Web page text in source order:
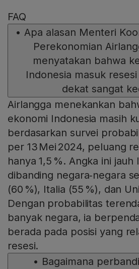
FAQ
• Apa alasan Menteri
Perekonomian
menyatakan bahwa
Indonesia masuk
dekat sangat
Airlangga menekankan
ekonomi Indonesia masih
berdasarkan survei
per 13 Mei 2024, peluang
hanya 1,5 %. Angka ini
dibanding negara‑negara
(60 %), Italia (55 %), dan
Dengan probabilitas
banyak negara, ia
berada pada posisi yang
resesi.
• Bagaimana